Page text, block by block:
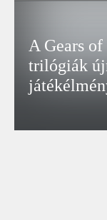
A Gears of
trilógiák